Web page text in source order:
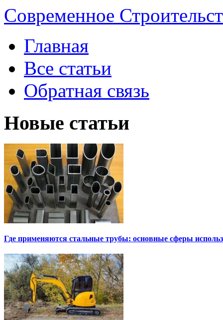
Современное
Главная
Все статьи
Обратная связь
Новые статьи
Где применяются стальные трубы: основные сферы